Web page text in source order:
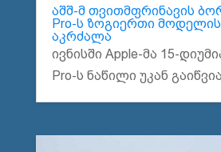
აშშ-მ თვითმფრინავის
Pro-ს ზოგიერთი მოდელის
აკრძალა
ივნისში Apple-მა 15-
Pro-ს ნაწილი უკან გაიწვია